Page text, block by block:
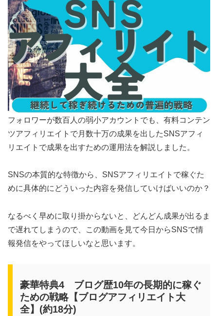
フォロワーが数百人の弱小アカウントでも、有料コンテン
ツアフィリエイトで月数十万の成果を出したSNSアフィ
リエイトで成果を出すための運用法を解説しました。
SNSの本質的な特徴から、SNSアフィリエイトで稼ぐた
めに具体的にどういった内容を発信していけばいいのか？
なるべく早めに取り掛からないと、どんどん成果が出るま
で遅れてしまうので、この動画を見て今日からSNSで情
報発信をやってほしいなと思います。
豪華特典4 ブログ歴10年の長期的に稼ぐ
ための戦略【ブログアフィリエイト大
全】(約18分)